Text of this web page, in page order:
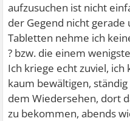
aufzusuchen ist nicht
der Gegend nicht gerade
Tabletten nehme ich
? bzw. die einem
Ich kriege echt zuviel,
kaum bewältigen,
dem Wiedersehen, dort
zu bekommen, abends